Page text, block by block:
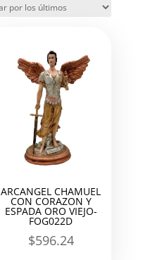
los
ARCANGEL CHAMUEL
CON CORAZON Y
ESPADA ORO VIEJO-
FOG022D
$596.24